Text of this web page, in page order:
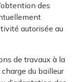
des
autorisée au
de travaux à la
du bailleur